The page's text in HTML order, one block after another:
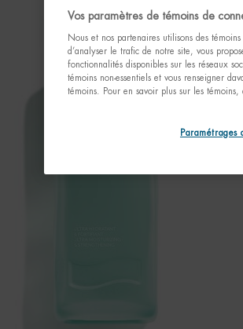
Vos paramètres de témoins de
Nous et nos partenaires utilisons des
d’analyser le trafic de notre site, vous
fonctionnalités disponibles sur les réseaux
témoins non-essentiels et vous renseigner
témoins. Pour en savoir plus sur les
Paramétrages